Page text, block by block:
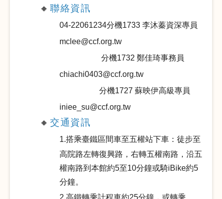
🔸 聯絡資訊
04-22061234分機1733 李沐蓁資深專員
mclee@ccf.org.tw
分機1732 鄭佳琦事務員
chiachi0403@ccf.org.tw
分機1727 蘇映伊高級專員
iniee_su@ccf.org.tw
🔸 交通資訊
1.搭乘臺鐵區間車至五權站下車：徒步至
高院路左轉復興路，右轉五權南路，沿五
權南路到本館約5至10分鐘或騎iBike約5
分鐘。
2.高鐵轉乘計程車約25分鐘，或轉乘